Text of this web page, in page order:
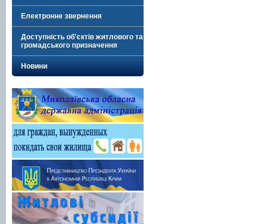
Електронне звернення
Доступність об'єктів житлового та
громадського призначення
Новини